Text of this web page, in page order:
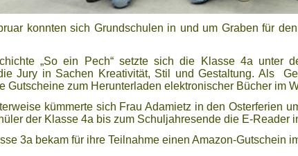
konnten sich Grundschulen in und um Graben für
„So ein Pech“ setzte sich die Klasse 4a unter
Jury in Sachen Kreativität, Stil und Gestaltung. Als
Gutscheine zum Herunterladen elektronischer Bücher im
kümmerte sich Frau Adamietz in den Osterferien
der Klasse 4a bis zum Schuljahresende die E-Reader
3a bekam für ihre Teilnahme einen Amazon-Gutschein